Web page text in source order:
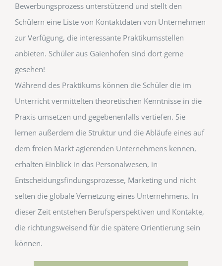
Bewerbungsprozess unterstützend und stellt den
Schülern eine Liste von Kontaktdaten von Unternehmen
zur Verfügung, die interessante Praktikumsstellen
anbieten. Schüler aus Gaienhofen sind dort gerne
gesehen!
Während des Praktikums können die Schüler die im
Unterricht vermittelten theoretischen Kenntnisse in die
Praxis umsetzen und gegebenenfalls vertiefen. Sie
lernen außerdem die Struktur und die Abläufe eines auf
dem freien Markt agierenden Unternehmens kennen,
erhalten Einblick in das Personalwesen, in
Entscheidungsfindungsprozesse, Marketing und nicht
selten die globale Vernetzung eines Unternehmens. In
dieser Zeit entstehen Berufsperspektiven und Kontakte,
die richtungsweisend für die spätere Orientierung sein
können.